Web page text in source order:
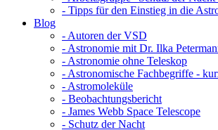
- Tipps für den Einstieg in die
Blog
- Autoren der VSD
- Astronomie mit Dr. Ilka
- Astronomie ohne Teleskop
- Astronomische Fachbegriffe -
- Astromoleküle
- Beobachtungsbericht
- James Webb Space Telescope
- Schutz der Nacht